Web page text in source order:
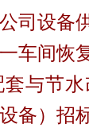
司设备
车间恢
与节
备）招